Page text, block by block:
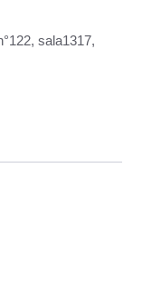
sala1317,